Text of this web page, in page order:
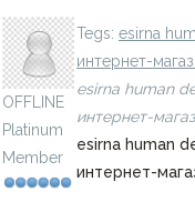
OFFLINE
Platinum
Member
Tegs: esirna
интернет-
esirna human
интернет-
esirna human
интернет-